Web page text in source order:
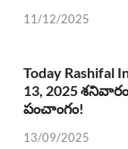
11/12/2025
Today Rashifal
13, 2025
పంచాంగం!
13/09/2025